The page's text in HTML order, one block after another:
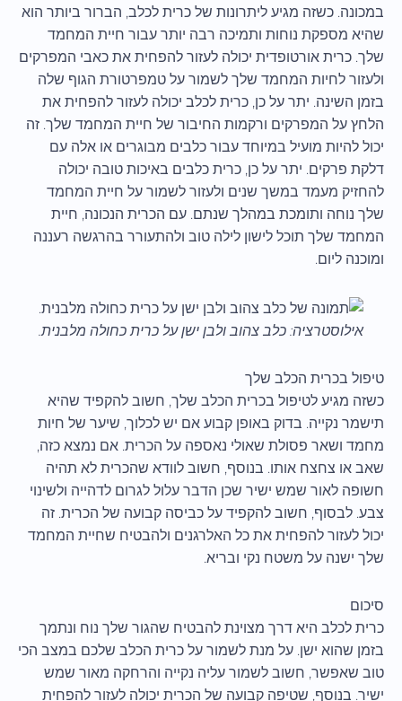
במכונה. כשזה מגיע ליתרונות של כרית לכלב, הברור ביותר הוא
שהיא מספקת נוחות ותמיכה רבה יותר עבור חיית המחמד
שלך. כרית אורטופדית יכולה לעזור להפחית את כאבי המפרקים
ולעזור לחיות המחמד שלך לשמור על טמפרטורת הגוף שלה
בזמן השינה. יתר על כן, כרית לכלב יכולה לעזור להפחית את
הלחץ על המפרקים ורקמות החיבור של חיית המחמד שלך. זה
יכול להיות מועיל במיוחד עבור כלבים מבוגרים או אלה עם
דלקת פרקים. יתר על כן, כרית כלבים באיכות טובה יכולה
להחזיק מעמד במשך שנים ולעזור לשמור על חיית המחמד
שלך נוחה ותומכת במהלך שנתם. עם הכרית הנכונה, חיית
המחמד שלך תוכל לישון לילה טוב ולהתעורר בהרגשה רעננה
ומוכנה ליום.
אילוסטרציה: כלב צהוב ולבן ישן על כרית כחולה מלבנית.
טיפול בכרית הכלב שלך
כשזה מגיע לטיפול בכרית הכלב שלך, חשוב להקפיד שהיא
תישמר נקייה. בדוק באופן קבוע אם יש לכלוך, שיער של חיות
מחמד ושאר פסולת שאולי נאספה על הכרית. אם נמצא כזה,
שאב או צחצח אותו. בנוסף, חשוב לוודא שהכרית לא תהיה
חשופה לאור שמש ישיר שכן הדבר עלול לגרום לדהייה ולשינוי
צבע. לבסוף, חשוב להקפיד על כביסה קבועה של הכרית. זה
יכול לעזור להפחית את כל האלרגנים ולהבטיח שחיית המחמד
שלך ישנה על משטח נקי ובריא.
סיכום
כרית לכלב היא דרך מצוינת להבטיח שהגור שלך נוח ונתמך
בזמן שהוא ישן. על מנת לשמור על כרית הכלב שלכם במצב הכי
טוב שאפשר, חשוב לשמור עליה נקייה והרחקה מאור שמש
ישיר. בנוסף, שטיפה קבועה של הכרית יכולה לעזור להפחית